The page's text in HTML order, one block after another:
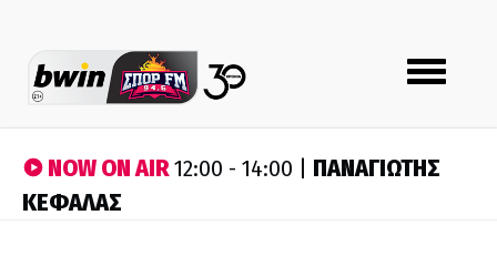
Toggle
navigation
NOW ON AIR12:00 - 14:00 | ΠΑΝΑΓΙΩΤΗΣ
ΚΕΦΑΛΑΣ